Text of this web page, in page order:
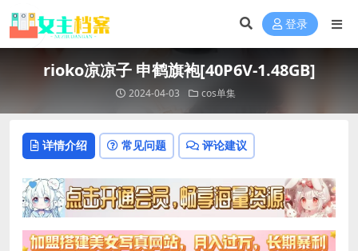
登录
rioko凉凉子 申鹤旗袍[40P6V-1.48GB]
2024-04-03 cos单集
详情介绍 常见问题 评论建议